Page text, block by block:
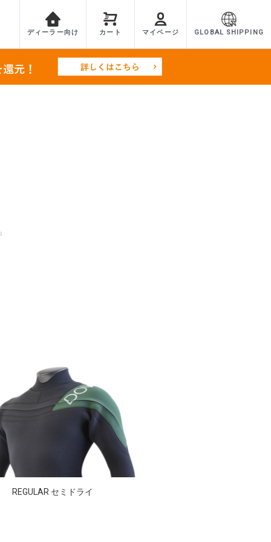
ディーラー向け カート マイページ GLOBAL SHIPPING
REGULAR セミドライ